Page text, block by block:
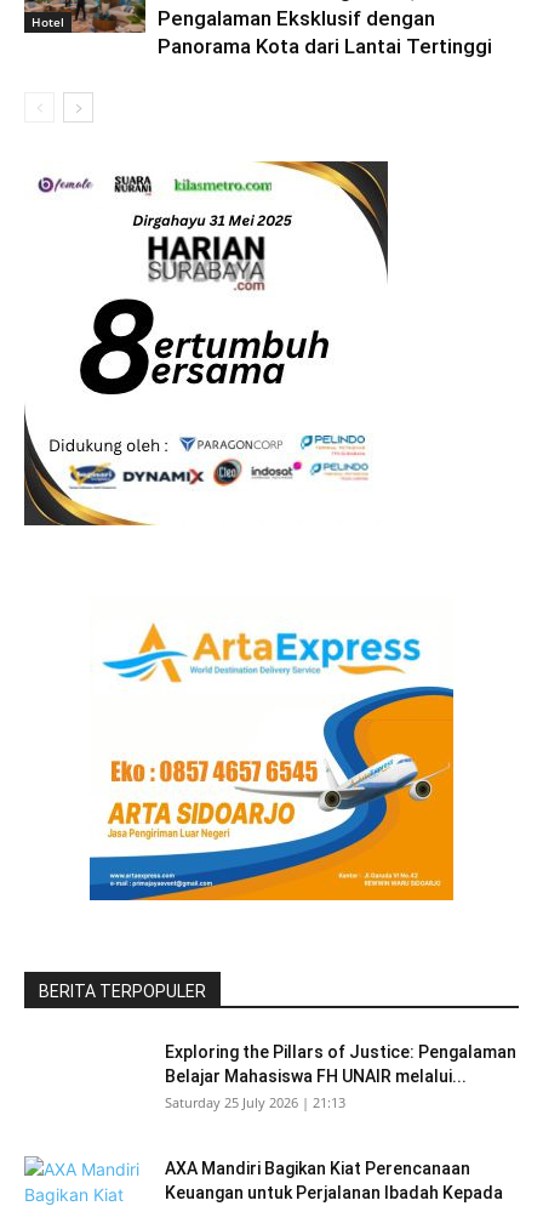
Hotel
Pengalaman Eksklusif dengan
Panorama Kota dari Lantai Tertinggi
BERITA TERPOPULER
Exploring the Pillars of Justice: Pengalaman
Belajar Mahasiswa FH UNAIR melalui...
Saturday 25 July 2026 | 21:13
AXA Mandiri Bagikan Kiat Perencanaan
Keuangan untuk Perjalanan Ibadah Kepada